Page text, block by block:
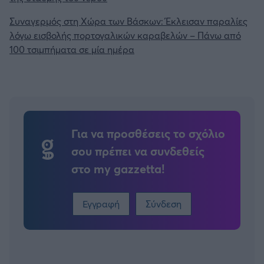
Συναγερμός στη Χώρα των Βάσκων: Έκλεισαν παραλίες
λόγω εισβολής πορτογαλικών καραβελών – Πάνω από
100 τσιμπήματα σε μία ημέρα
Για να προσθέσεις το σχόλιο
σου πρέπει να συνδεθείς
στο my gazzetta!
Εγγραφή Σύνδεση